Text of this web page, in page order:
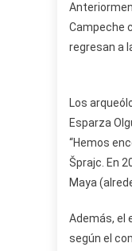
Campeche
regresan a
Los
Esparza
“Hemos
Šprajc. En
Maya
Además, el
según el